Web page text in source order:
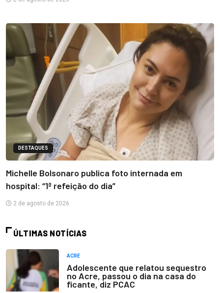
DESTAQUES
Michelle Bolsonaro publica foto internada em
hospital: “1ª refeição do dia”
2 de agosto de 2026
ÚLTIMAS NOTÍCIAS
ACRE
Adolescente que relatou sequestro
no Acre, passou o dia na casa do
ficante, diz PCAC